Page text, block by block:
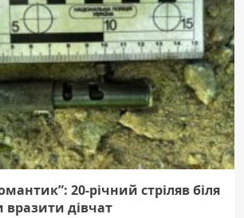
20-річний стріляв біля
вразити дівчат